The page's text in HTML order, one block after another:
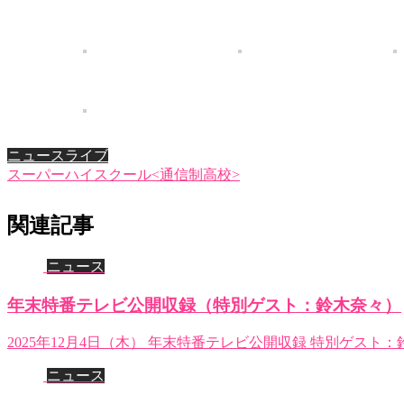
ニュースライブ
スーパーハイスクール<通信制高校>
関連記事
ニュース
年末特番テレビ公開収録（特別ゲスト：鈴木奈々）
2025年12月4日（木） 年末特番テレビ公開収録 特別ゲスト：
ニュース